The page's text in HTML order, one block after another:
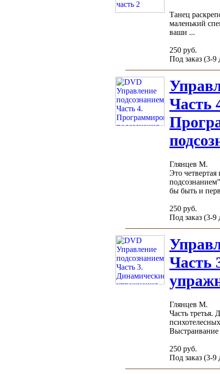
Танец
маленький
ваши ...
250 руб.
Под заказ (3-9
Часть
Глянцев М.
Это
бы быть и
250 руб.
Под заказ (3-9
Часть
Глянцев М.
Часть третья.
Выстраивание
250 руб.
Под заказ (3-9